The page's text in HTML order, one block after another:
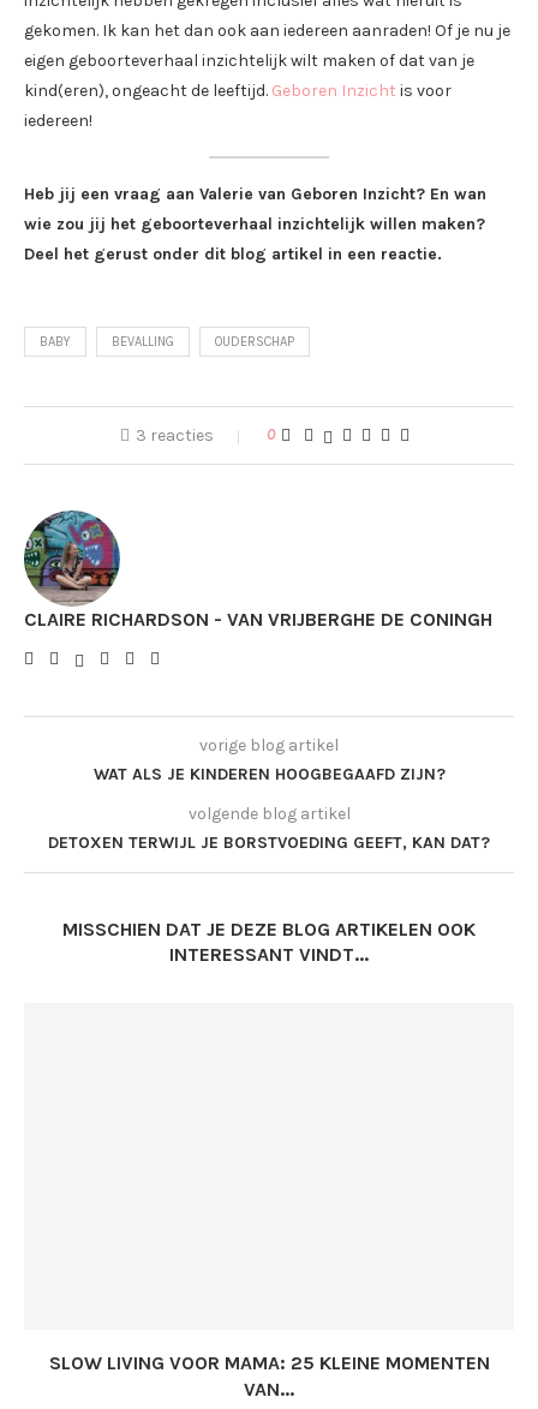
gekomen. Ik kan het dan ook aan iedereen aanraden! Of je nu je
eigen geboorteverhaal inzichtelijk wilt maken of dat van je
kind(eren), ongeacht de leeftijd. Geboren Inzicht is voor
iedereen!
Heb jij een vraag aan Valerie van Geboren Inzicht? En wan
wie zou jij het geboorteverhaal inzichtelijk willen maken?
Deel het gerust onder dit blog artikel in een reactie.
BABY BEVALLING OUDERSCHAP
3 reacties 0
CLAIRE RICHARDSON - VAN VRIJBERGHE DE CONINGH
vorige blog artikel
WAT ALS JE KINDEREN HOOGBEGAAFD ZIJN?
volgende blog artikel
DETOXEN TERWIJL JE BORSTVOEDING GEEFT, KAN DAT?
MISSCHIEN DAT JE DEZE BLOG ARTIKELEN OOK
INTERESSANT VINDT...
SLOW LIVING VOOR MAMA: 25 KLEINE MOMENTEN
VAN...